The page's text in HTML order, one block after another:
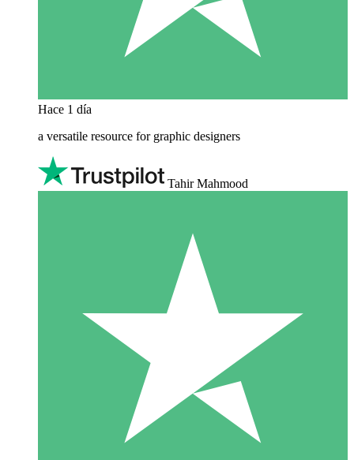
Hace 1 día
a versatile resource for graphic designers
Tahir Mahmood